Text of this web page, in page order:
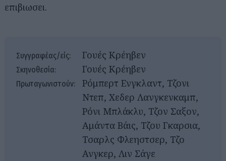
επιβιωσει.
Συγγραφέας/είς: Γουές Κρέηβεν
Σκηνοθεσία: Γουές Κρέηβεν
Πρωταγωνιστούν:
Ρόμπερτ Ενγκλαντ, Τζονι
Ντεπ, Χεδερ Λανγκενκαμπ,
Ρόνι Μπλάκλυ, Τζον Σαξον,
Αμάντα Βάις, Τζου Γκαρσια,
Τσαρλς Φλεηστσερ, Τζο
Ανγκερ, Λιν Σάγε